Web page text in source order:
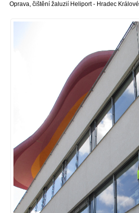
Oprava, čištění žaluzií Heliport - Hradec Králové